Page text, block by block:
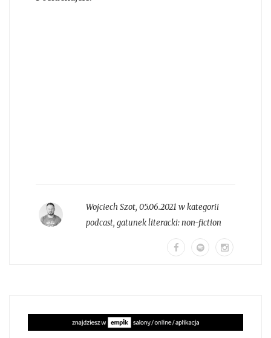
Wojciech Szot, 05.06.2021 w kategorii
podcast, gatunek literacki:non-fiction